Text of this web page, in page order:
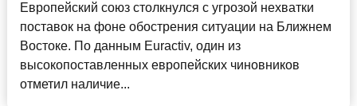
Европейский союз столкнулся с угрозой нехватки
поставок на фоне обострения ситуации на Ближнем
Востоке. По данным Euractiv, один из
высокопоставленных европейских чиновников
отметил наличие...